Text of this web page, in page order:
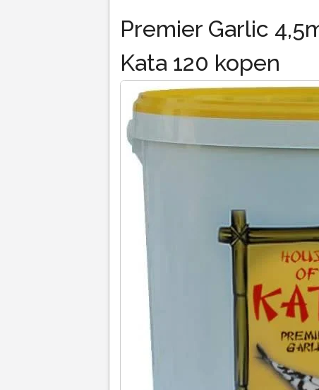
Premier Garlic
Kata 120 kopen